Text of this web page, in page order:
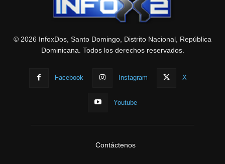
© 2026 InfoxDos, Santo Domingo, Distrito Nacional, República
Dominicana. Todos los derechos reservados.
Facebook Instagram X
Youtube
Contáctenos